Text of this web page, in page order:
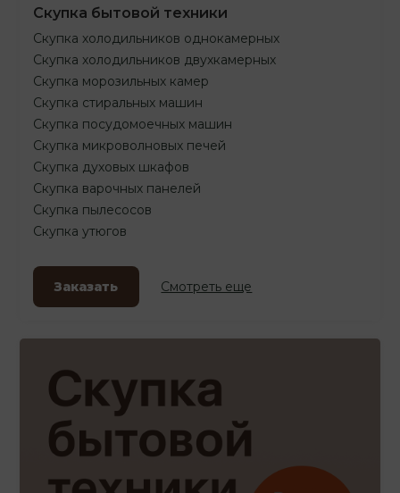
Скупка бытовой техники
Скупка холодильников однокамерных
Скупка холодильников двухкамерных
Скупка морозильных камер
Скупка стиральных машин
Скупка посудомоечных машин
Скупка микроволновых печей
Скупка духовых шкафов
Скупка варочных панелей
Скупка пылесосов
Скупка утюгов
Заказать Смотреть еще